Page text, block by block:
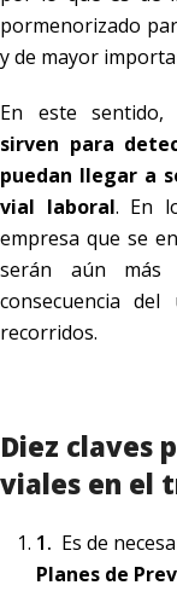
pormenorizado
y de mayor
En este sentido,
sirven para
puedan llegar a
vial laboral. En
empresa que se
serán aún más
consecuencia
recorridos.
Diez claves
viales en el
Es de
Planes de